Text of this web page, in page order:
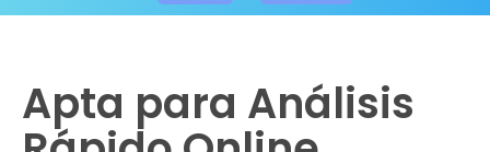
Apta para Análisis